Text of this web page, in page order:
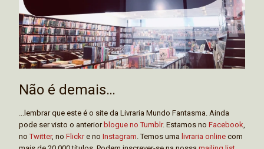
Não é demais…
...lembrar que este é o site da Livraria Mundo Fantasma. Ainda
pode ser visto o anteriorblogue no Tumblr. Estamos no Facebook
noTwitter, no Flickre no Instagram . Temos uma livraria online com